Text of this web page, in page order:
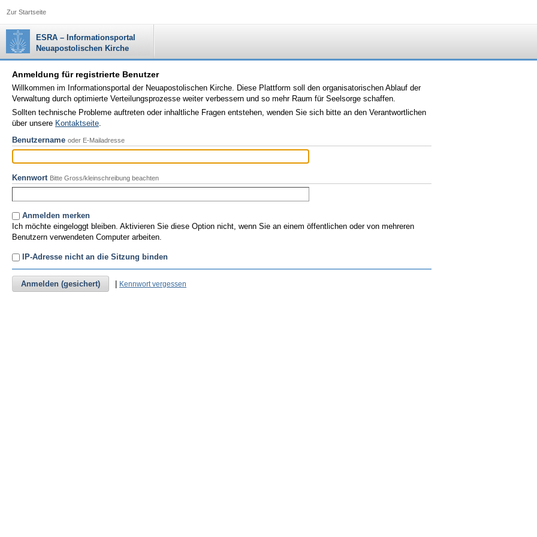
Zur Startseite
ESRA – Informationsportal
Neuapostolischen Kirche
Anmeldung für registrierte Benutzer
Willkommen im Informationsportal der Neuapostolischen Kirche. Diese Plattform soll den organisatorischen Ablauf der
Verwaltung durch optimierte Verteilungsprozesse weiter verbessern und so mehr Raum für Seelsorge schaffen.
Sollten technische Probleme auftreten oder inhaltliche Fragen entstehen, wenden Sie sich bitte an den Verantwortlichen
über unsere Kontaktseite.
Benutzername oder E-Mailadresse
Kennwort Bitte Gross/kleinschreibung beachten
Anmelden merken
Ich möchte eingeloggt bleiben. Aktivieren Sie diese Option nicht, wenn Sie an einem öffentlichen oder von mehreren
Benutzern verwendeten Computer arbeiten.
IP-Adresse nicht an die Sitzung binden
Anmelden (gesichert) Kennwort vergessen